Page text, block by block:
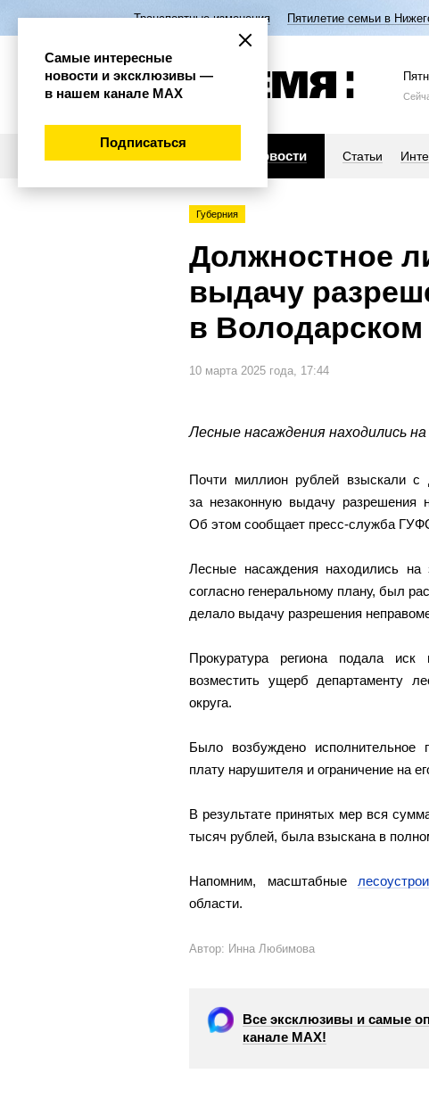
Транспортные изменения Пятилетие семьи в
Новости Статьи
Губерния
Должностное
выдачу
в Володарском
10 марта 2025 года, 17:44
Лесные насаждения находились
Почти миллион рублей взыскали с
за незаконную выдачу разрешения
Об этом сообщает пресс-служба
Лесные насаждения находились на
согласно генеральному плану, был
делало выдачу разрешения
Прокуратура региона подала
возместить ущерб департаменту
округа.
Было возбуждено исполнительное
плату нарушителя и ограничение на
В результате принятых мер вся
тысяч рублей, была взыскана в
Напомним, масштабные
области.
Автор: Инна Любимова
Все эксклюзивы и самые
канале МАХ!
Самые интересные
новости и эксклюзивы —
в нашем канале МАХ
Подписаться